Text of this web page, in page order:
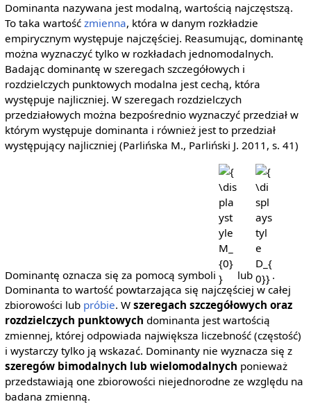
Dominanta nazywana jest modalną, wartością najczęstszą.
To taka wartość zmienna, która w danym rozkładzie
empirycznym występuje najczęściej. Reasumując, dominantę
można wyznaczyć tylko w rozkładach jednomodalnych.
Badając dominantę w szeregach szczegółowych i
rozdzielczych punktowych modalna jest cechą, która
występuje najliczniej. W szeregach rozdzielczych
przedziałowych można bezpośrednio wyznaczyć przedział w
którym występuje dominanta i również jest to przedział
występujący najliczniej (Parlińska M., Parliński J. 2011, s. 41)
Dominantę oznacza się za pomocą symboli
{\displaystyle
M_{0}}
lub
D_{0}}
.
Dominanta to wartość powtarzająca się najczęściej w całej
zbiorowości lub próbie. W szeregach szczegółowych oraz
rozdzielczych punktowych dominanta jest wartością
zmiennej, której odpowiada największa liczebność (częstość)
i wystarczy tylko ją wskazać. Dominanty nie wyznacza się z
szeregów bimodalnych lub wielomodalnych ponieważ
przedstawiają one zbiorowości niejednorodne ze względu na
badana zmienną.